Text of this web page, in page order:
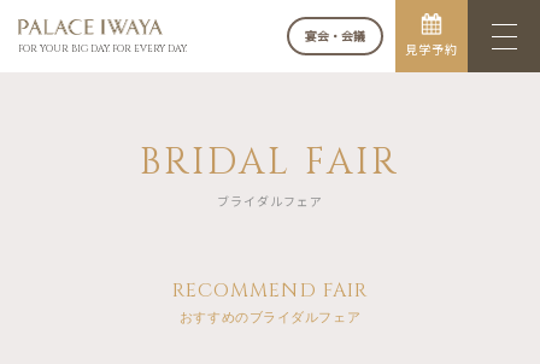
FOR YOUR BIG DAY. FOR EVERY DAY.
宴会・会議
見学予約
BRIDAL FAIR
ブライダルフェア
RECOMMEND FAIR
おすすめのブライダルフェア